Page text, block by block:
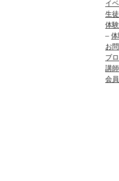
イ
生
体
–
お
ブ
講
会